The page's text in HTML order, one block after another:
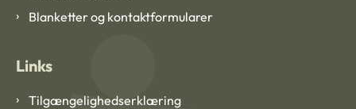
Blanketter og kontaktformularer
Links
Tilgængelighedserklæring